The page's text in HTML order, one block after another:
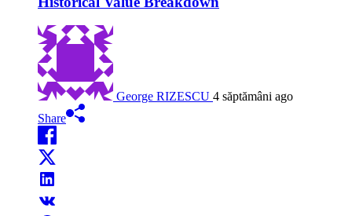
George RIZESCU 4 săptămâni ago
Share